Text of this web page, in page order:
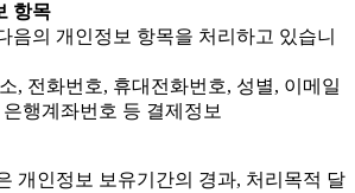
항목
음의 개인정보 항목을 처리하고 있습니
, 전화번호, 휴대전화번호, 성별, 이메일
행계좌번호 등 결제정보
개인정보 보유기간의 경과, 처리목적 달